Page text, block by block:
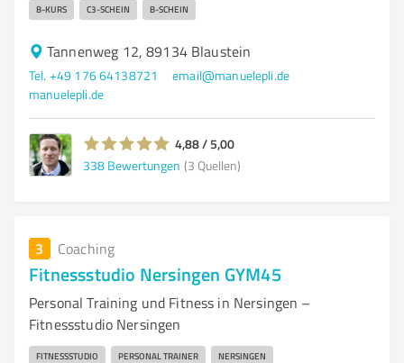
B-KURS C3-SCHEIN B-SCHEIN
Tannenweg 12, 89134 Blaustein
Tel. +49 176 64138721
email@manuelepli.de
manuelepli.de
4,88 / 5,00
338 Bewertungen (3 Quellen)
3 Coaching
Fitnessstudio Nersingen GYM45
Personal Training und Fitness in Nersingen –
Fitnessstudio Nersingen
FITNESSSTUDIO PERSONAL TRAINER NERSINGEN